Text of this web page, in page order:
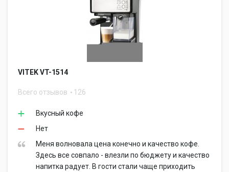
VITEK VT-1514
Всего отзывов 126
Вкусный кофе
Нет
Меня волновала цена конечно и качество кофе.
Здесь все совпало - влезли по бюджету и качество
напитка радует. В гости стали чаще приходить